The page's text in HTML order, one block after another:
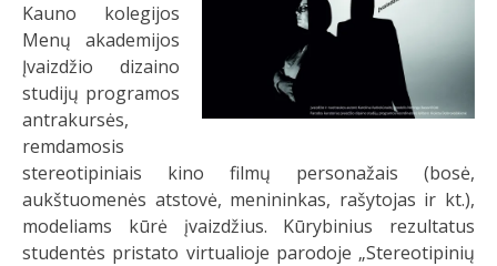
Kauno kolegijos
Menų akademijos
Įvaizdžio dizaino
studijų programos
antrakursės,
remdamosis
stereotipiniais kino filmų personažais (bosė,
aukštuomenės atstovė, menininkas, rašytojas ir kt.),
modeliams kūrė įvaizdžius. Kūrybinius rezultatus
studentės pristato virtualioje parodoje „Stereotipinių